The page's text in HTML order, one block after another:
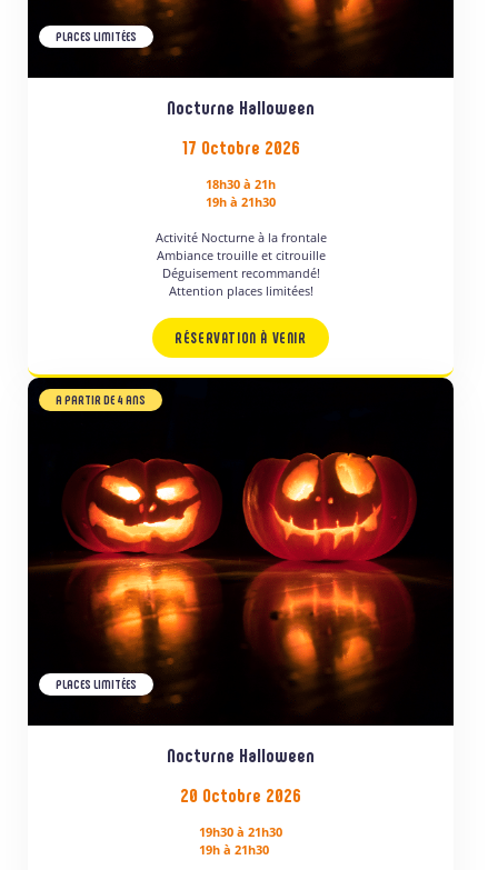
PLACES LIMITÉES
Nocturne Halloween
17 Octobre 2026
18h30 à 21h
19h à 21h30
Activité Nocturne à la frontale
Ambiance trouille et citrouille
Déguisement recommandé!
Attention places limitées!
RÉSERVATION À VENIR
A PARTIR DE 4 ANS
PLACES LIMITÉES
Nocturne Halloween
20 Octobre 2026
19h30 à 21h30
19h à 21h30